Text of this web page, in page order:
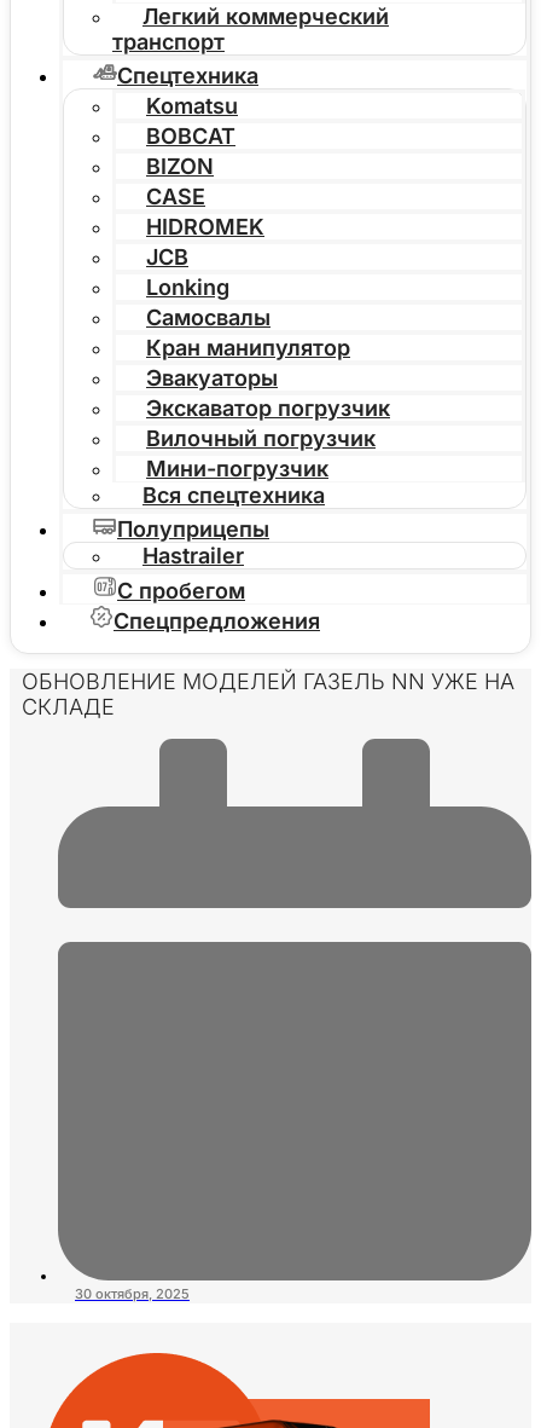
Легкий коммерческий
транспорт
Спецтехника
Komatsu
BOBCAT
BIZON
CASE
HIDROMEK
JCB
Lonking
Самосвалы
Кран манипулятор
Эвакуаторы
Экскаватор погрузчик
Вилочный погрузчик
Мини-погрузчик
Вся спецтехника
Полуприцепы
Hastrailer
С пробегом
Спецпредложения
ОБНОВЛЕНИЕ МОДЕЛЕЙ ГАЗЕЛЬ NN УЖЕ НА
СКЛАДЕ
30 октября, 2025